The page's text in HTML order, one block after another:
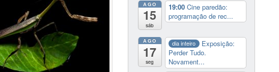
AGO
15
sáb
19:00 Cine paredão:
programação de rec...
AGO
17
seg
dia inteiro
Exposição:
Perder Tudo.
Novament...